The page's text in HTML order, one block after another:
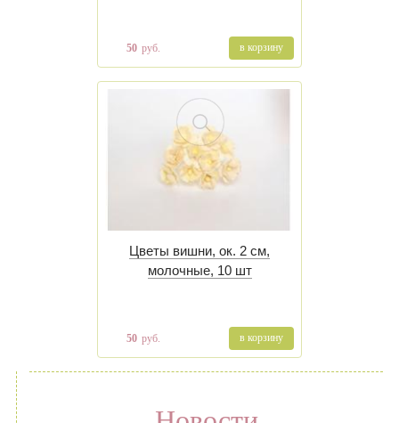
50 руб. в корзину
Цветы вишни, ок. 2 см,
молочные, 10 шт
50 руб. в корзину